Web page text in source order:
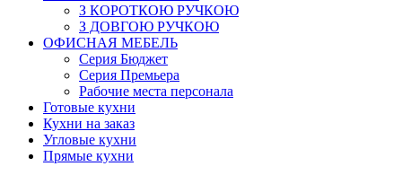
З КОРОТКОЮ РУЧКОЮ
З ДОВГОЮ РУЧКОЮ
ОФИСНАЯ МЕБЕЛЬ
Серия Бюджет
Серия Премьера
Рабочие места персонала
Готовые кухни
Кухни на заказ
Угловые кухни
Прямые кухни